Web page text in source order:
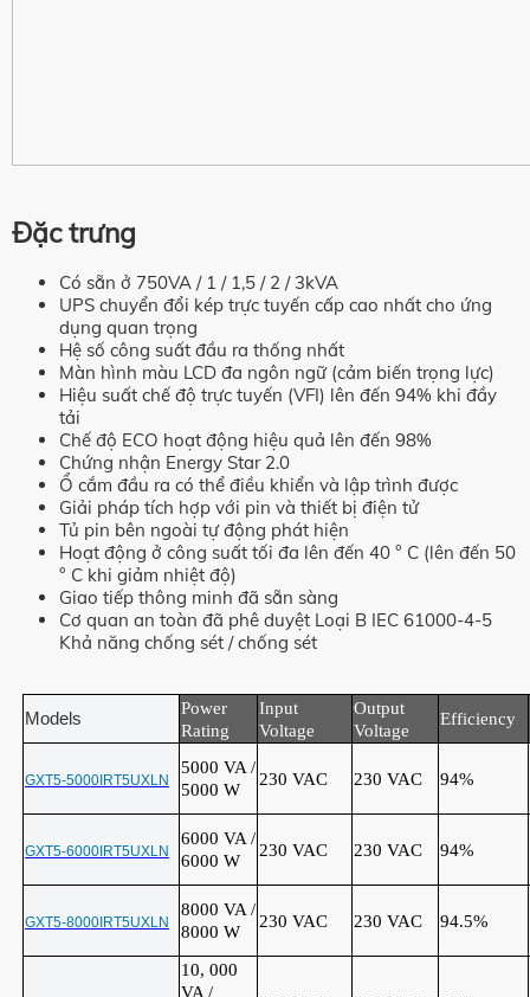
Đặc trưng
Có sẵn ở 750VA / 1 / 1,5 / 2 / 3kVA
UPS chuyển đổi kép trực tuyến cấp cao nhất cho ứng
dụng quan trọng
Hệ số công suất đầu ra thống nhất
Màn hình màu LCD đa ngôn ngữ (cảm biến trọng lực)
Hiệu suất chế độ trực tuyến (VFI) lên đến 94% khi đầy
tải
Chế độ ECO hoạt động hiệu quả lên đến 98%
Chứng nhận Energy Star 2.0
Ổ cắm đầu ra có thể điều khiển và lập trình được
Giải pháp tích hợp với pin và thiết bị điện tử
Tủ pin bên ngoài tự động phát hiện
Hoạt động ở công suất tối đa lên đến 40 ° C (lên đến 50
° C khi giảm nhiệt độ)
Giao tiếp thông minh đã sẵn sàng
Cơ quan an toàn đã phê duyệt Loại B IEC 61000-4-5
Khả năng chống sét / chống sét
Models
Power
Rating
Input
Voltage
Output
Voltage
Efficiency
GXT5-5000IRT5UXLN
5000 VA /
5000 W
230 VAC 230 VAC 94%
GXT5-6000IRT5UXLN
6000 VA /
6000 W
230 VAC 230 VAC 94%
GXT5-8000IRT5UXLN
8000 VA /
8000 W
230 VAC 230 VAC 94.5%
10, 000
VA /